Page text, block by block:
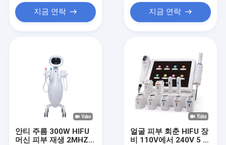
지금 연락 지금 연락
안티 주름 300W HIFU
머신 피부 재생 2MHZ
얼굴 피부 회춘 HIFU 장
비 110V에서 240V 5 손